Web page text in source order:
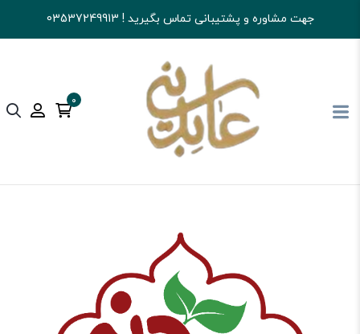
جهت مشاوره و پشتیبانی تماس بگیرید ! 03537249913
0
آجیل و خشکبار عابدینی قهوه سایر فرآورده های قهوه